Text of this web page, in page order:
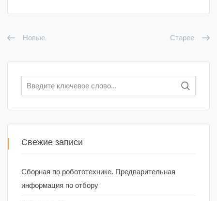
Новые Старее
Искать:
Свежие записи
Сборная по робототехнике. Предварительная
информация по отбору